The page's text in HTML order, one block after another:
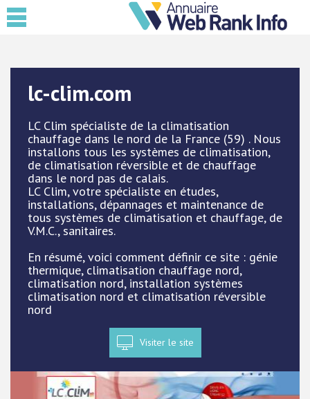
lc-clim.com
LC Clim spécialiste de la climatisation
chauffage dans le nord de la France (59) . Nous
installons tous les systèmes de climatisation,
de climatisation réversible et de chauffage
dans le nord pas de calais.
LC Clim, votre spécialiste en études,
installations, dépannages et maintenance de
tous systèmes de climatisation et chauffage, de
V.M.C., sanitaires.
En résumé, voici comment définir ce site : génie
thermique, climatisation chauffage nord,
climatisation nord, installation systèmes
climatisation nord et climatisation réversible
nord
Visiter le site